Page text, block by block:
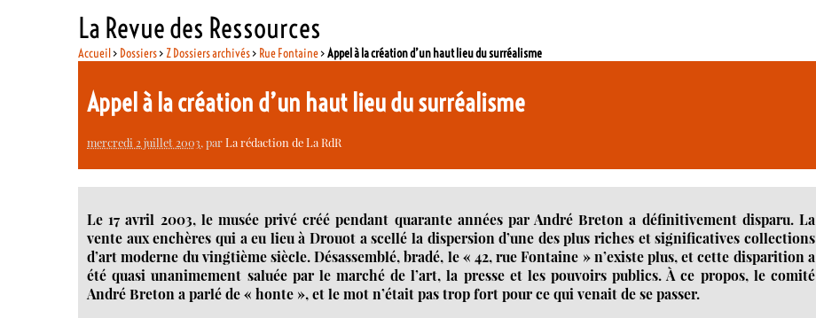
La Revue des Ressources
Accueil> Dossiers> Z Dossiers archivés> Rue Fontaine>Appel à la création d’un haut lieu du surréalisme
Appel à la création d’un haut lieu du surréalisme
mercredi 2 juillet 2003, parLa rédaction de La RdR
Le 17 avril 2003, le musée privé créé pendant quarante années par André Breton a définitivement disparu. La
vente aux enchères qui a eu lieu à Drouot a scellé la dispersion d’une des plus riches et significatives collections
d’art moderne du vingtième siècle. Désassemblé, bradé, le « 42, rue Fontaine » n’existe plus, et cette disparition a
été quasi unanimement saluée par le marché de l’art, la presse et les pouvoirs publics. À ce propos, le comité
André Breton a parlé de « honte », et le mot n’était pas trop fort pour ce qui venait de se passer.